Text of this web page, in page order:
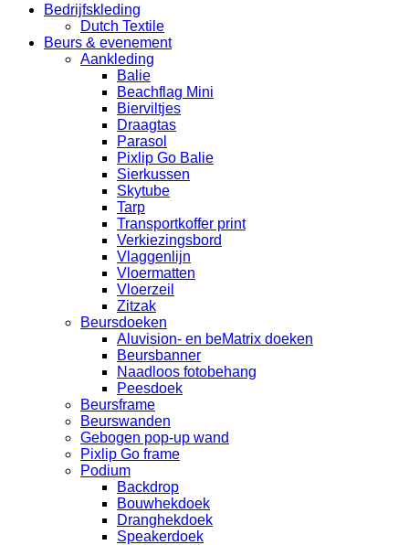
Bedrijfskleding
Dutch Textile
Beurs & evenement
Aankleding
Balie
Beachflag Mini
Bierviltjes
Draagtas
Parasol
Pixlip Go Balie
Sierkussen
Skytube
Tarp
Transportkoffer print
Verkiezingsbord
Vlaggenlijn
Vloermatten
Vloerzeil
Zitzak
Beursdoeken
Aluvision- en beMatrix doeken
Beursbanner
Naadloos fotobehang
Peesdoek
Beursframe
Beurswanden
Gebogen pop-up wand
Pixlip Go frame
Podium
Backdrop
Bouwhekdoek
Dranghekdoek
Speakerdoek